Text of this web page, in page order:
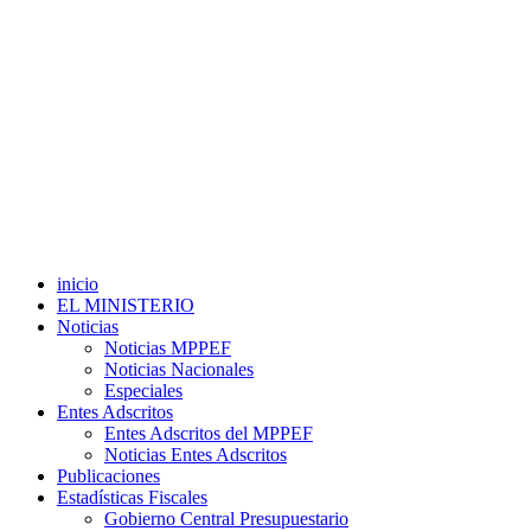
inicio
EL MINISTERIO
Noticias
Noticias MPPEF
Noticias Nacionales
Especiales
Entes Adscritos
Entes Adscritos del MPPEF
Noticias Entes Adscritos
Publicaciones
Estadísticas Fiscales
Gobierno Central Presupuestario